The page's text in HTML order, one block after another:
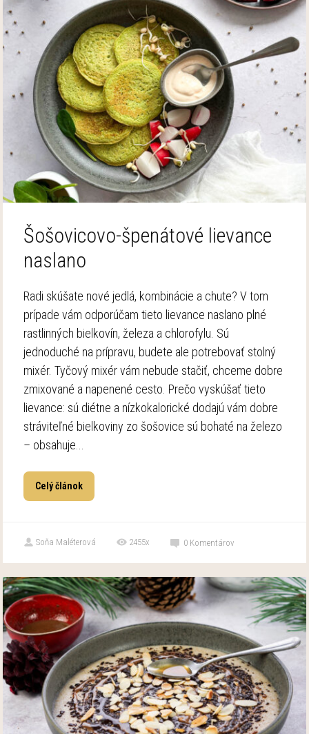
Šošovicovo-špenátové lievance
naslano
Radi skúšate nové jedlá, kombinácie a chute? V tom
prípade vám odporúčam tieto lievance naslano plné
rastlinných bielkovín, železa a chlorofylu. Sú
jednoduché na prípravu, budete ale potrebovať stolný
mixér. Tyčový mixér vám nebude stačiť, chceme dobre
zmixované a napenené cesto. Prečo vyskúšať tieto
lievance: sú diétne a nízkokalorické dodajú vám dobre
stráviteľné bielkoviny zo šošovice sú bohaté na železo
– obsahuje...
Celý článok
Soňa Maléterová 2455x 0 Komentárov